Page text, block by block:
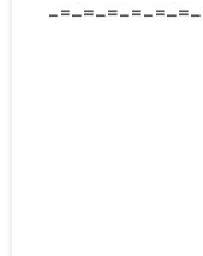
-=-=-=-=-=-